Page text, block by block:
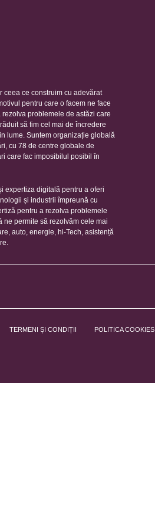
ceea ce construim cu adevărat
pentru care o facem ne face
problemele de astăzi care
să fim cel mai de încredere
lume. Suntem organizație globală
cu 78 de centre globale de
care fac imposibilul posibil în
expertiza digitală pentru a oferi
și industrii împreună cu
pentru a rezolva problemele
ne permite să rezolvăm cele mai
auto, energie, hi-Tech, asistență
TERMENI ȘI CONDIȚII POLITICA COOKIES